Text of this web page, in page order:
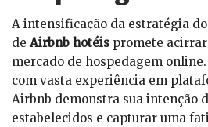
A intensificação da estratégia
de Airbnb hotéis promete
mercado de hospedagem
com vasta experiência em
Airbnb demonstra sua intenção
estabelecidos e capturar uma